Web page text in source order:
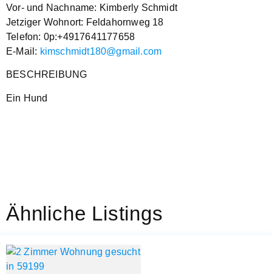
Vor- und Nachname: Kimberly Schmidt
Jetziger Wohnort: Feldahornweg 18
Telefon: 0p:+4917641177658
E-Mail: kimschmidt180@gmail.com
BESCHREIBUNG
Ein Hund
Ähnliche Listings